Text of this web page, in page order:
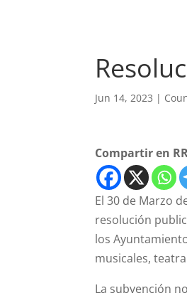
Jun 14, 2023 |
Compartir en
El 30 de Marzo
resolución
los
musicales,
La subvención